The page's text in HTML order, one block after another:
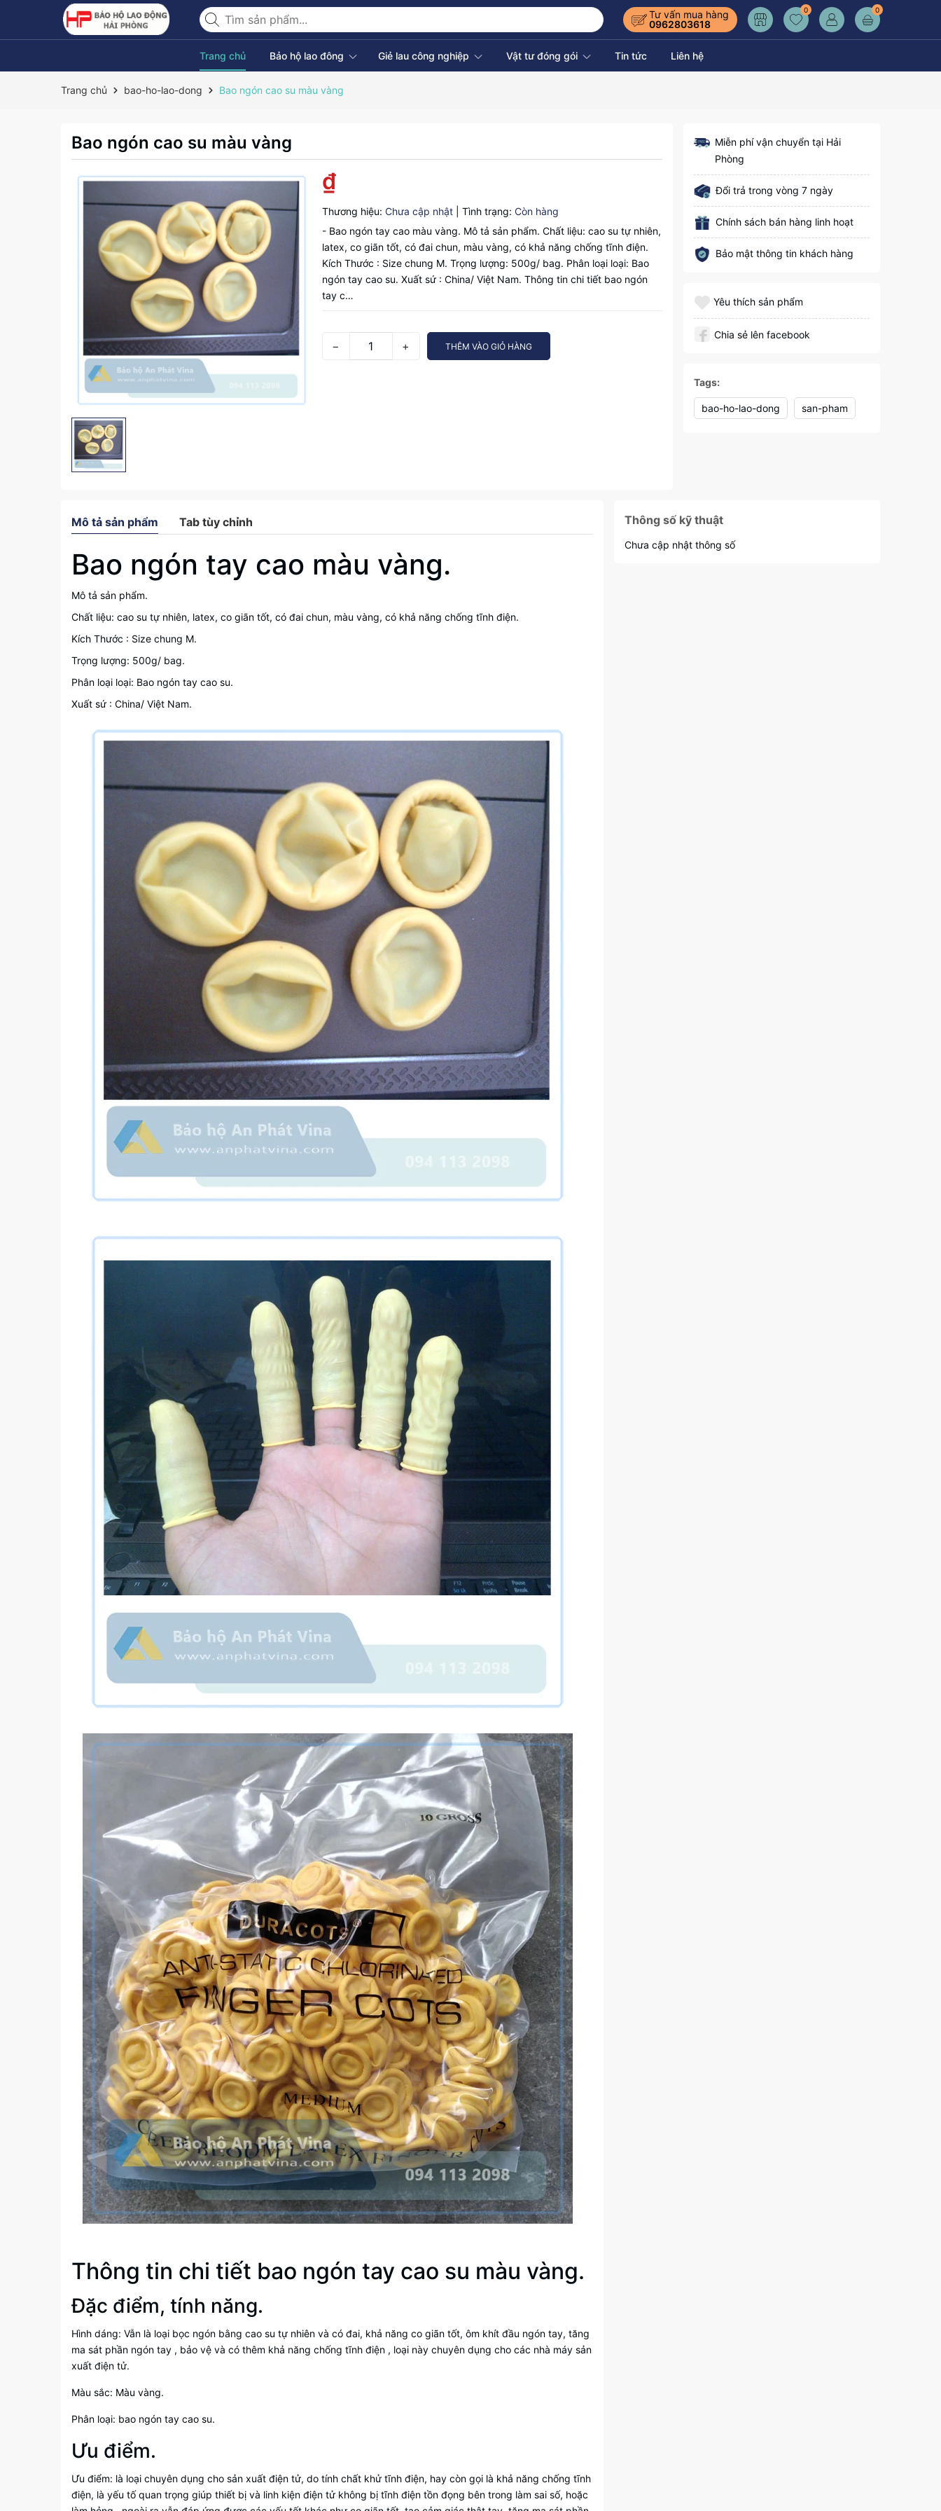
Tư vấn mua hàng
0962803618
0 0
Trang chủ Bảo hộ lao đông Giẻ lau công nghiệp Vật tư đóng gói Tin tức Liên hệ
Trang chủ bao-ho-lao-dong Bao ngón cao su màu vàng
Bao ngón cao su màu vàng
₫
Thương hiệu: Chưa cập nhật Tình trạng: Còn hàng
- Bao ngón tay cao màu vàng. Mô tả sản phẩm. Chất liệu: cao su tự nhiên,
latex, co giãn tốt, có đai chun, màu vàng, có khả năng chống tĩnh điện.
Kích Thước : Size chung M. Trọng lượng: 500g/ bag. Phân loại loại: Bao
ngón tay cao su. Xuất sứ : China/ Việt Nam. Thông tin chi tiết bao ngón
tay c…
− + THÊM VÀO GIỎ HÀNG
Miễn phí vận chuyển tại Hải
Phòng
Đổi trả trong vòng 7 ngày
Chính sách bán hàng linh hoạt
Bảo mật thông tin khách hàng
Yêu thích sản phẩm
Chia sẻ lên facebook
Tags:
bao-ho-lao-dong san-pham
Mô tả sản phẩm Tab tùy chỉnh
Bao ngón tay cao màu vàng.
Mô tả sản phẩm.
Chất liệu: cao su tự nhiên, latex, co giãn tốt, có đai chun, màu vàng, có khả năng chống tĩnh điện.
Kích Thước : Size chung M.
Trọng lượng: 500g/ bag.
Phân loại loại: Bao ngón tay cao su.
Xuất sứ : China/ Việt Nam.
Thông tin chi tiết bao ngón tay cao su màu vàng.
Đặc điểm, tính năng.
Hình dáng: Vẫn là loại bọc ngón bằng cao su tự nhiên và có đai, khả năng co giãn tốt, ôm khít đầu ngón tay, tăng
ma sát phần ngón tay , bảo vệ và có thêm khả năng chống tĩnh điện , loại này chuyên dụng cho các nhà máy sản
xuất điện tử.
Màu sắc: Màu vàng.
Phân loại: bao ngón tay cao su.
Ưu điểm.
Ưu điểm: là loại chuyên dụng cho sản xuất điện tử, do tính chất khử tĩnh điện, hay còn gọi là khả năng chống tĩnh
điện, là yếu tố quan trọng giúp thiết bị và linh kiện điện tử không bị tĩnh điện tồn đọng bên trong làm sai số, hoặc
Thông số kỹ thuật
Chưa cập nhật thông số